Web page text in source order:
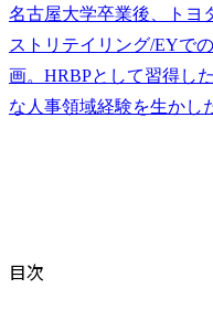
名古屋大学卒業後、トヨ
ストリテイリング/EYで
画。HRBPとして習得し
な人事領域経験を生かし
目次